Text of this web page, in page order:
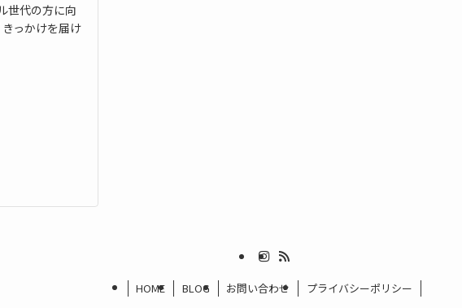
世代の方に向
っかけを届け
HOME BLOG お問い合わせ プライバシーポリシー